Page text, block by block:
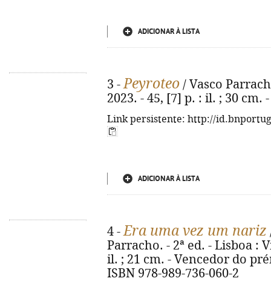
ADICIONAR À LISTA
3 -Peyroteo / Vasco
2023. - 45, [7] p. : il. ; 30 cm.
Link persistente: http://
ADICIONAR À LISTA
4 -Era uma vez um nariz
Parracho. - 2ª ed. - Lisboa :
il. ; 21 cm. - Vencedor do
ISBN 978-989-736-060-2